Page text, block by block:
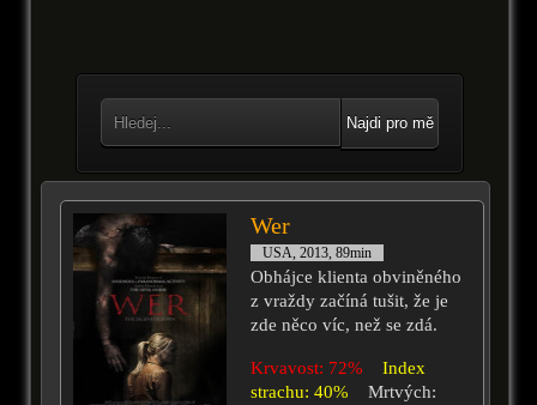
Najdi pro mě
Wer
USA, 2013, 89min
Obhájce klienta obviněného
z vraždy začíná tušit, že je
zde něco víc, než se zdá.
Krvavost: 72%
Index
strachu: 40%
Mrtvých: